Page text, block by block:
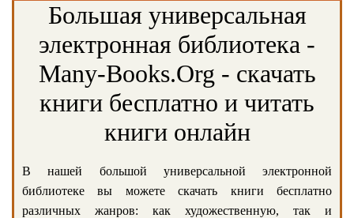
Большая универсальная
электронная библиотека -
Many-Books.Org - скачать
книги бесплатно и читать
книги онлайн
В нашей большой универсальной электронной
библиотеке вы можете скачать книги бесплатно
различных жанров: как художественную, так и